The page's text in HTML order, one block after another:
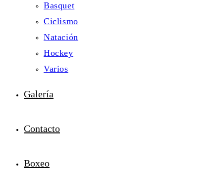
Basquet
Ciclismo
Natación
Hockey
Varios
Galería
Contacto
Boxeo